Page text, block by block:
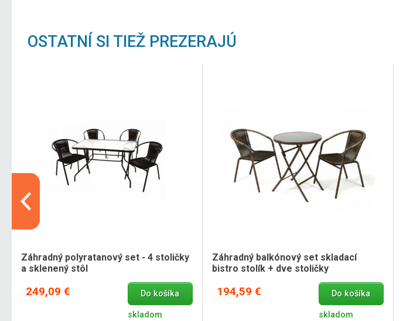
OSTATNÍ SI TIEŽ PREZERAJÚ
Záhradný polyratanový set - 4 stoličky
a sklenený stôl
249,09 € Do košíka
skladom
Záhradný balkónový set skladací
bistro stolík + dve stoličky
194,59 € Do košíka
skladom